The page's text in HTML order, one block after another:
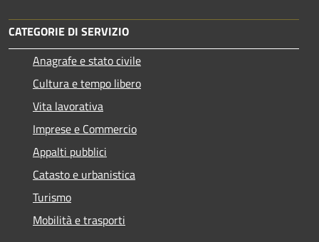
CATEGORIE DI SERVIZIO
Anagrafe e stato civile
Cultura e tempo libero
Vita lavorativa
Imprese e Commercio
Appalti pubblici
Catasto e urbanistica
Turismo
Mobilità e trasporti